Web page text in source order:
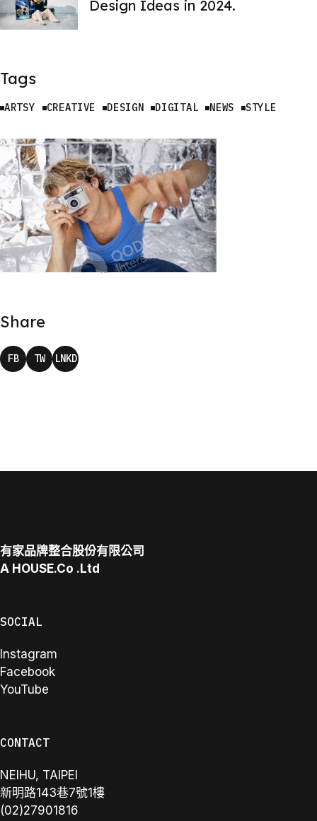
Design Ideas in 2024.
Tags
ARTSY CREATIVE DESIGN DIGITAL NEWS STYLE
Share
FB TW LNKD
有家品牌整合股份有限公司
A HOUSE.Co .Ltd
SOCIAL
Instagram
Facebook
YouTube
CONTACT
NEIHU, TAIPEI
新明路143巷7號1樓
(02)27901816